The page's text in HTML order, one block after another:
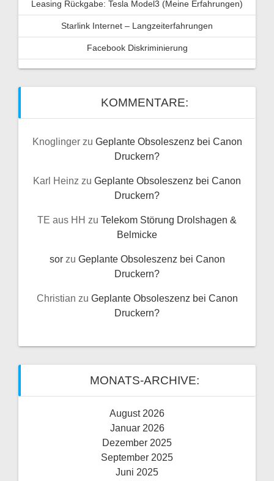
Leasing Rückgabe: Tesla Model3 (Meine Erfahrungen)
Starlink Internet – Langzeiterfahrungen
Facebook Diskriminierung
KOMMENTARE:
Knoglingerzu Geplante Obsoleszenz bei Canon
Druckern?
Karl Heinz zu Geplante Obsoleszenz bei Canon
Druckern?
TE aus HH zu Telekom Störung Drolshagen &
Belmicke
sorzu Geplante Obsoleszenz bei Canon
Druckern?
Christian zu Geplante Obsoleszenz bei Canon
Druckern?
MONATS-ARCHIVE:
August 2026
Januar 2026
Dezember 2025
September 2025
Juni 2025